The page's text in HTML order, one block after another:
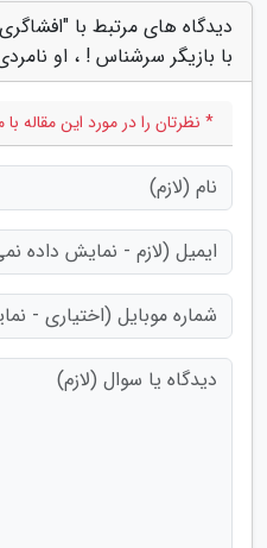
دیدگاه های مرتبط با
با بازیگر سرشناس ! ، او
* نظرتان را در مورد این مقاله با